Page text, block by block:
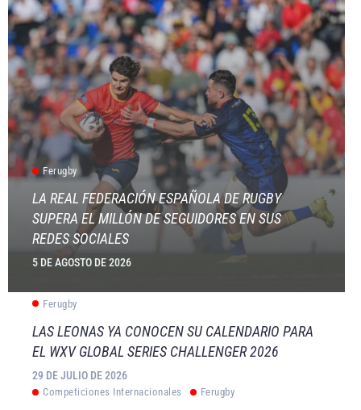
Ferugby
LA REAL FEDERACIÓN ESPAÑOLA DE RUGBY
SUPERA EL MILLÓN DE SEGUIDORES EN SUS
REDES SOCIALES
5 DE AGOSTO DE 2026
Ferugby
LAS LEONAS YA CONOCEN SU CALENDARIO PARA
EL WXV GLOBAL SERIES CHALLENGER 2026
29 DE JULIO DE 2026
Competiciones Internacionales Ferugby